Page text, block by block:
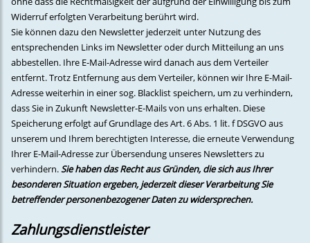
Widerruf erfolgten Verarbeitung berührt wird.
Sie können dazu den Newsletter jederzeit unter Nutzung des
entsprechenden Links im Newsletter oder durch Mitteilung an uns
abbestellen. Ihre E-Mail-Adresse wird danach aus dem Verteiler
entfernt. Trotz Entfernung aus dem Verteiler, können wir Ihre E-Mail-
Adresse weiterhin in einer sog. Blacklist speichern, um zu verhindern,
dass Sie in Zukunft Newsletter-E-Mails von uns erhalten. Diese
Speicherung erfolgt auf Grundlage des Art. 6 Abs. 1 lit. f DSGVO aus
unserem und Ihrem berechtigten Interesse, die erneute Verwendung
Ihrer E-Mail-Adresse zur Übersendung unseres Newsletters zu
verhindern.Sie haben das Recht aus Gründen, die sich aus Ihrer
besonderen Situation ergeben, jederzeit dieser Verarbeitung Sie
betreffender personenbezogener Daten zu widersprechen.
Zahlungsdienstleister